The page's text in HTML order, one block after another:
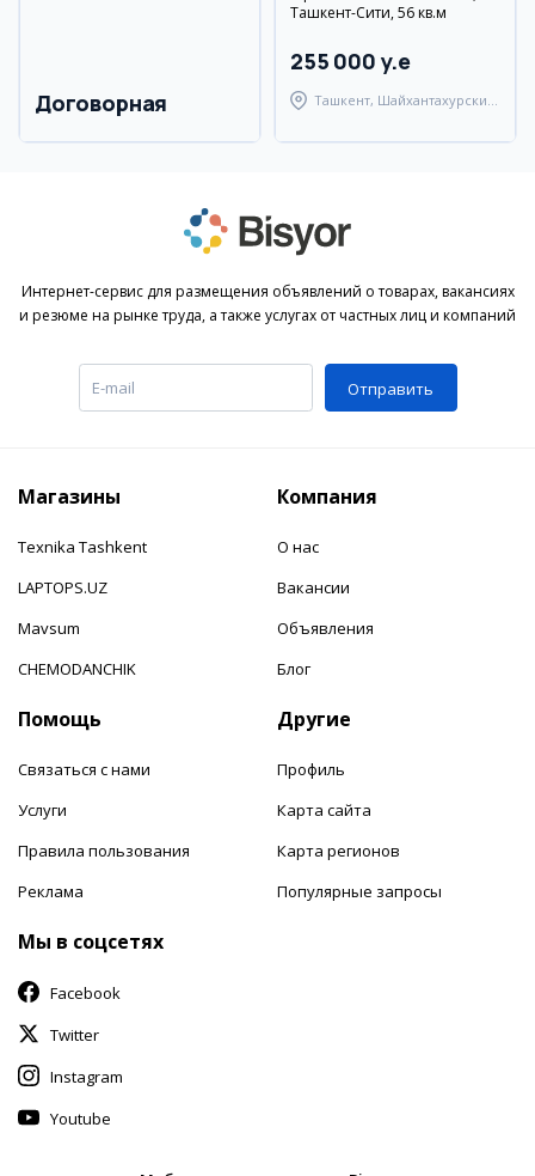
Договорная
Ташкент-Сити, 56 кв.м
255 000 y.e
Ташкент, Шайхантахурский
Интернет-сервис для размещения объявлений о товарах, вакансиях
и резюме на рынке труда, а также услугах от частных лиц и компаний
Отправить
Магазины
Texnika Tashkent
LAPTOPS.UZ
Mavsum
CHEMODANCHIK
Компания
О нас
Вакансии
Объявления
Блог
Помощь
Связаться с нами
Услуги
Правила пользования
Реклама
Другие
Профиль
Карта сайта
Карта регионов
Популярные запросы
Мы в соцсетях
Facebook
Twitter
Instagram
Youtube